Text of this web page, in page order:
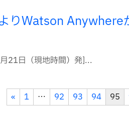
りWatson Anywhere
21日（現地時間）発]...
« 1 … 92 93 94 95